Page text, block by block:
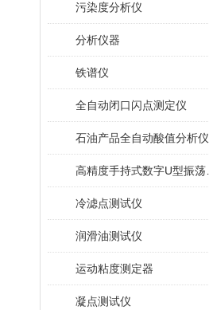
污染度分析仪
分析仪器
铁谱仪
全自动闭口闪点测定仪
石油产品全自动酸值分析仪
冷滤点测试仪
润滑油测试仪
运动粘度测定器
凝点测试仪